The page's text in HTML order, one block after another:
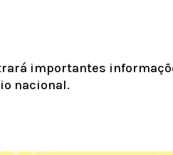
importantes
nacional.